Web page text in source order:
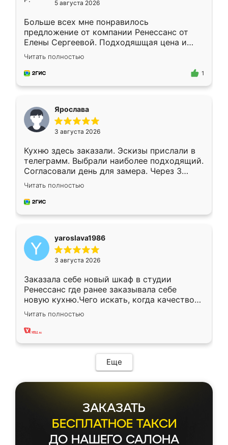
5 августа 2026
Больше всех мне понравилось
предложение от компании Ренессанс от
Елены Сергеевой. Подходяшщая цена и
короткие сроки изготовления. Приехавший
для замера сотрудник Владислав
предложил по моему эскизу самый
Читать полностью
1
Ярослава
3 августа 2026
Кухню здесь заказали. Эскизы прислали в
телеграмм. Выбрали наиболее подходящий.
Согласовали день для замера. Через 3
недели кухня была уже готова. Остались
довольны работой. Спасибо Ренессанс
мебель за качественную работу!
Читать полностью
yaroslava1986
3 августа 2026
Заказала себе новый шкаф в студии
Ренессанс где ранее заказывала себе
новую кухню.Чего искать, когда качеством
вполне довольна. Служит кухня уже почти
два года, нареканий нет.
Читать полностью
Еще
ЗАКАЗАТЬ
БЕСПЛАТНОЕ ТАКСИ
ДО НАШЕГО САЛОНА